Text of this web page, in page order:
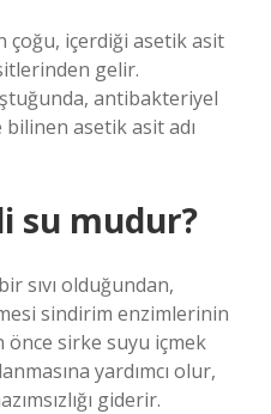
çoğu, içerdiği asetik asit
gelir.
antibakteriyel
asetik asit adı
su mudur?
sıvı olduğundan,
sindirim enzimlerinin
önce sirke suyu içmek
yardımcı olur,
giderir.